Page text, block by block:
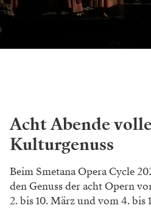
Acht Abende
Kulturgenuss
Beim Smetana Opera Cycle
den Genuss der acht Opern
2. bis 10. März und vom 4. bis